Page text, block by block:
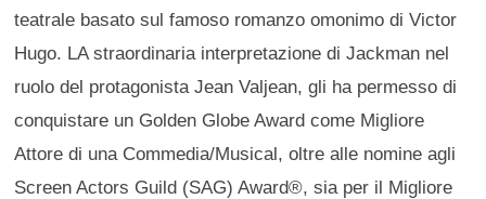
teatrale basato sul famoso romanzo omonimo di Victor
Hugo. LA straordinaria interpretazione di Jackman nel
ruolo del protagonista Jean Valjean, gli ha permesso di
conquistare un Golden Globe Award come Migliore
Attore di una Commedia/Musical, oltre alle nomine agli
Screen Actors Guild (SAG) Award®, sia per il Migliore